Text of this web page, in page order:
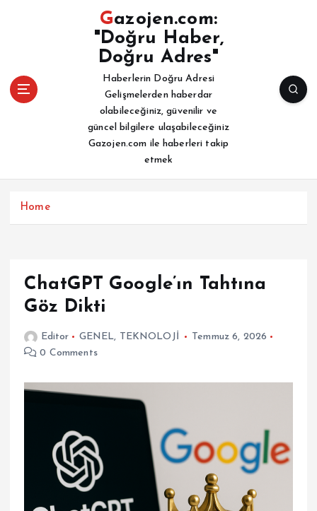
Gazojen.com:
"Doğru Haber,
Doğru Adres"
Haberlerin Doğru Adresi
Gelişmelerden haberdar
olabileceğiniz, güvenilir ve
güncel bilgilere ulaşabileceğiniz
Gazojen.com ile haberleri takip
etmek
Home
ChatGPT Google’ın Tahtına
Göz Dikti
Editor GENEL, TEKNOLOJİ
Temmuz 6, 2026
0 Comments